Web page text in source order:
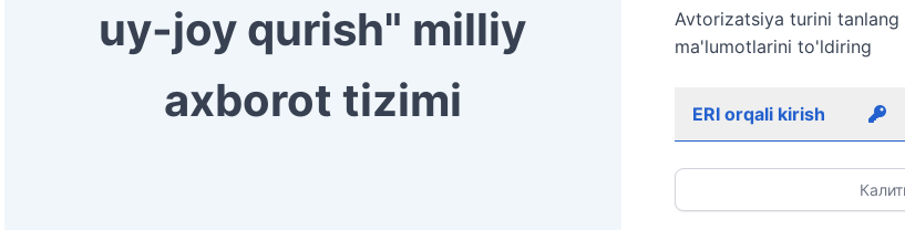
uy-joy qurish" milliy
axborot tizimi
Avtorizatsiya turini
ma'lumotlarini to'ldiring
ERI orqali kirish